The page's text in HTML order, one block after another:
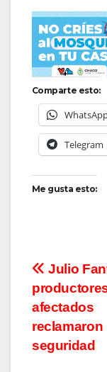
Comparte esto:
Telegram
Me gusta esto:
de
Julio
afectados
reclamaron
seguridad